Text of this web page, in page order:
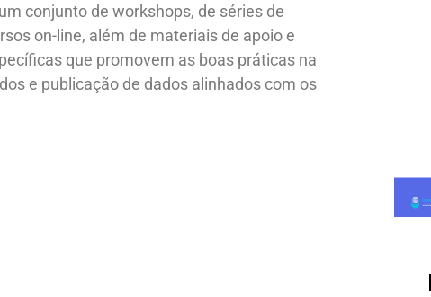
conjunto de workshops, de séries de
on-line, além de materiais de apoio e
que promovem as boas práticas na
e publicação de dados alinhados com os